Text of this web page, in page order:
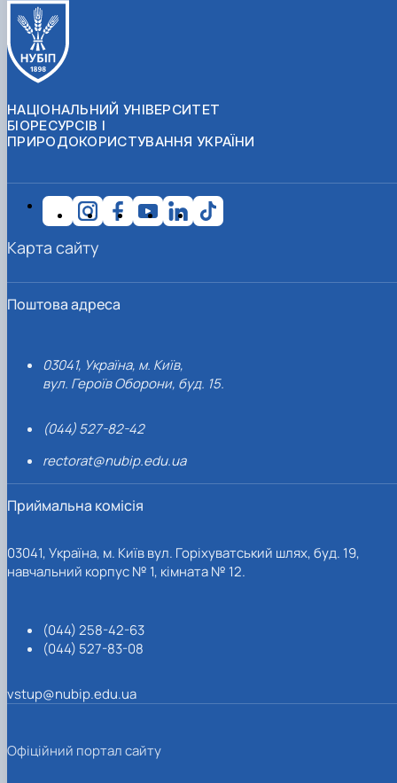
НАЦІОНАЛЬНИЙ УНІВЕРСИТЕТ
БІОРЕСУРСІВ І
ПРИРОДОКОРИСТУВАННЯ УКРАЇНИ
Поштова адреса
03041, Україна, м. Київ,
вул. Героїв Оборони, буд. 15.
(044) 527-82-42
rectorat@nubip.edu.ua
Приймальна комісія
03041, Україна, м. Київ вул. Горіхуватський шлях, буд. 19,
навчальний корпус № 1, кімната № 12.
(044) 258-42-63
(044) 527-83-08
vstup@nubip.edu.ua
Карта сайту
Офіційний портал сайту